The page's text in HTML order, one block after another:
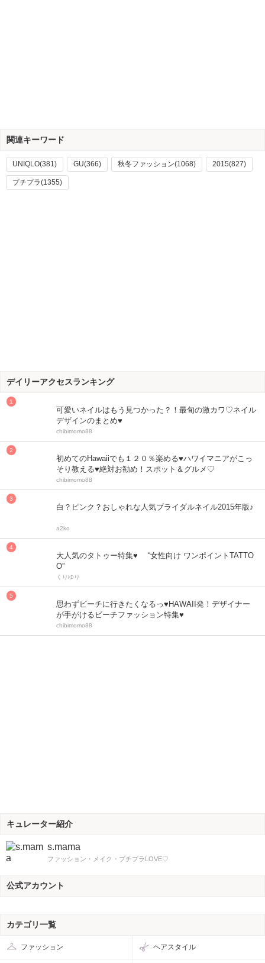
関連キーワード
UNIQLO(381) GU(366) 秋冬ファッション(1068) 2015(827)
プチプラ(1355)
デイリーアクセスランキング
可愛いネイルはもう見つかった？！最旬の激カワ♡ネイル
デザインのまとめ♥
chibimomo88
初めてのHawaiiでも１２０％楽める♥ハワイマニアがこっ
そり教える♥絶対お勧め！スポット＆グルメ♡
chibimomo88
白？ピンク？おしゃれな人気ブライダルネイル2015年版♪
a2ko
大人気のタトゥー特集♥ “女性向け ワンポイントTATTO
O”
くりゆり
思わずビーチに行きたくなるっ♥HAWAII発！デザイナー
が手がけるビーチファッション特集♥
chibimomo88
キュレーター紹介
s.mama
ファッション・メイク・プチプラLOVE♡
公式アカウント
カテゴリ一覧
ファッション ヘアスタイル